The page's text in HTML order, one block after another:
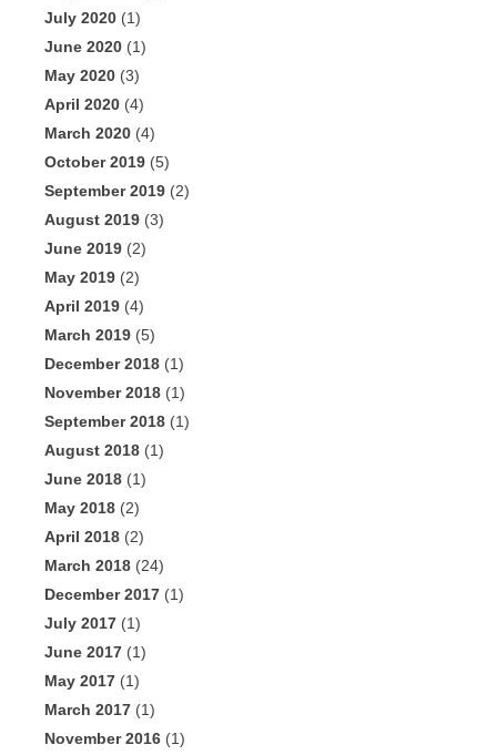
July 2020 (1)
June 2020 (1)
May 2020 (3)
April 2020 (4)
March 2020 (4)
October 2019 (5)
September 2019 (2)
August 2019 (3)
June 2019 (2)
May 2019 (2)
April 2019 (4)
March 2019 (5)
December 2018 (1)
November 2018 (1)
September 2018 (1)
August 2018 (1)
June 2018 (1)
May 2018 (2)
April 2018 (2)
March 2018 (24)
December 2017 (1)
July 2017 (1)
June 2017 (1)
May 2017 (1)
March 2017 (1)
November 2016 (1)